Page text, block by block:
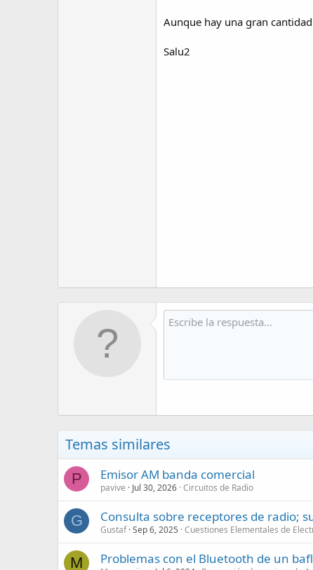
Aunque hay una gran
Salu2
Temas similares
P Emisor AM banda comercial
pavive Jul 30, 2026 Circuitos de Radio
G Consulta sobre receptores de radio;
Gustaf Sep 6, 2025 Cuestiones Elementales de
M Problemas con el Bluetooth de un